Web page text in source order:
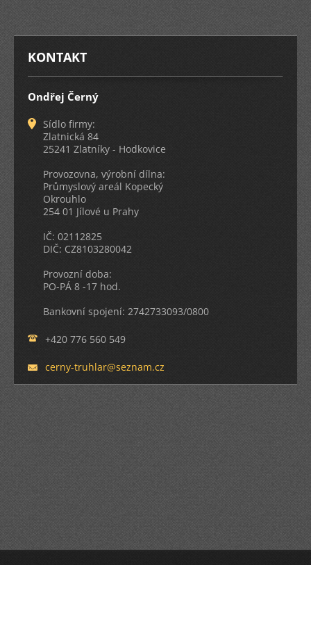
KONTAKT
Ondřej Černý
Sídlo firmy:
Zlatnická 84
25241 Zlatníky - Hodkovice
Provozovna, výrobní dílna:
Průmyslový areál Kopecký
Okrouhlo
254 01 Jílové u Prahy
IČ: 02112825
DIČ: CZ8103280042
Provozní doba:
PO-PÁ 8 -17 hod.
Bankovní spojení: 2742733093/0800
+420 776 560 549
cerny-truhlar@seznam.cz